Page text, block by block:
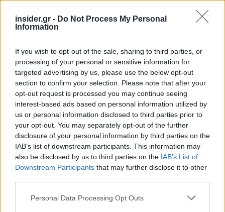
insider.gr - Do Not Process My Personal
Information
If you wish to opt-out of the sale, sharing to third parties, or
processing of your personal or sensitive information for
targeted advertising by us, please use the below opt-out
section to confirm your selection. Please note that after your
opt-out request is processed you may continue seeing
interest-based ads based on personal information utilized by
us or personal information disclosed to third parties prior to
your opt-out. You may separately opt-out of the further
disclosure of your personal information by third parties on the
IAB’s list of downstream participants. This information may
also be disclosed by us to third parties on the IAB’s List of
Downstream Participants that may further disclose it to other
Please note that this website/app uses one or more Google
Personal Data Processing Opt Outs